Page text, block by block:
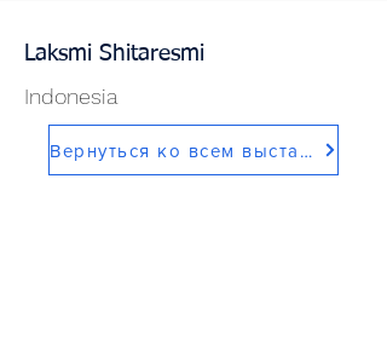
Laksmi Shitaresmi
Indonesia
Вернуться ко всем выставкам